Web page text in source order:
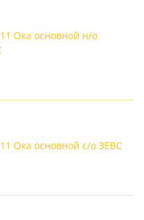
Ока основной н/о
Ока основной с/о ЗЕВС